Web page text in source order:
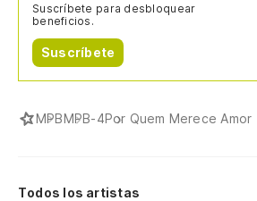
Suscríbete para desbloquear
beneficios.
Suscríbete
MPBMPB-4Por Quem Merece Amor
Todos los artistas